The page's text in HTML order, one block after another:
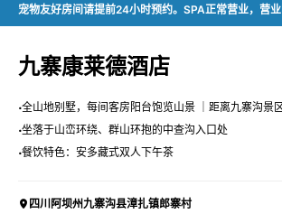
九寨康莱德酒店
全山地别墅，每间客房阳台饱览山景 ｜距离九寨沟景
坐落于山峦环绕、群山环抱的中查沟入口处
餐饮特色：安多藏式双人下午茶
四川阿坝州九寨沟县漳扎镇郎寨村